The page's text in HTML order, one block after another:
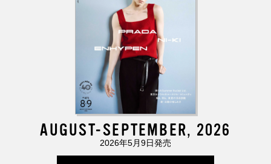
AUGUST-SEPTEMBER, 2026
2026年5月9日発売